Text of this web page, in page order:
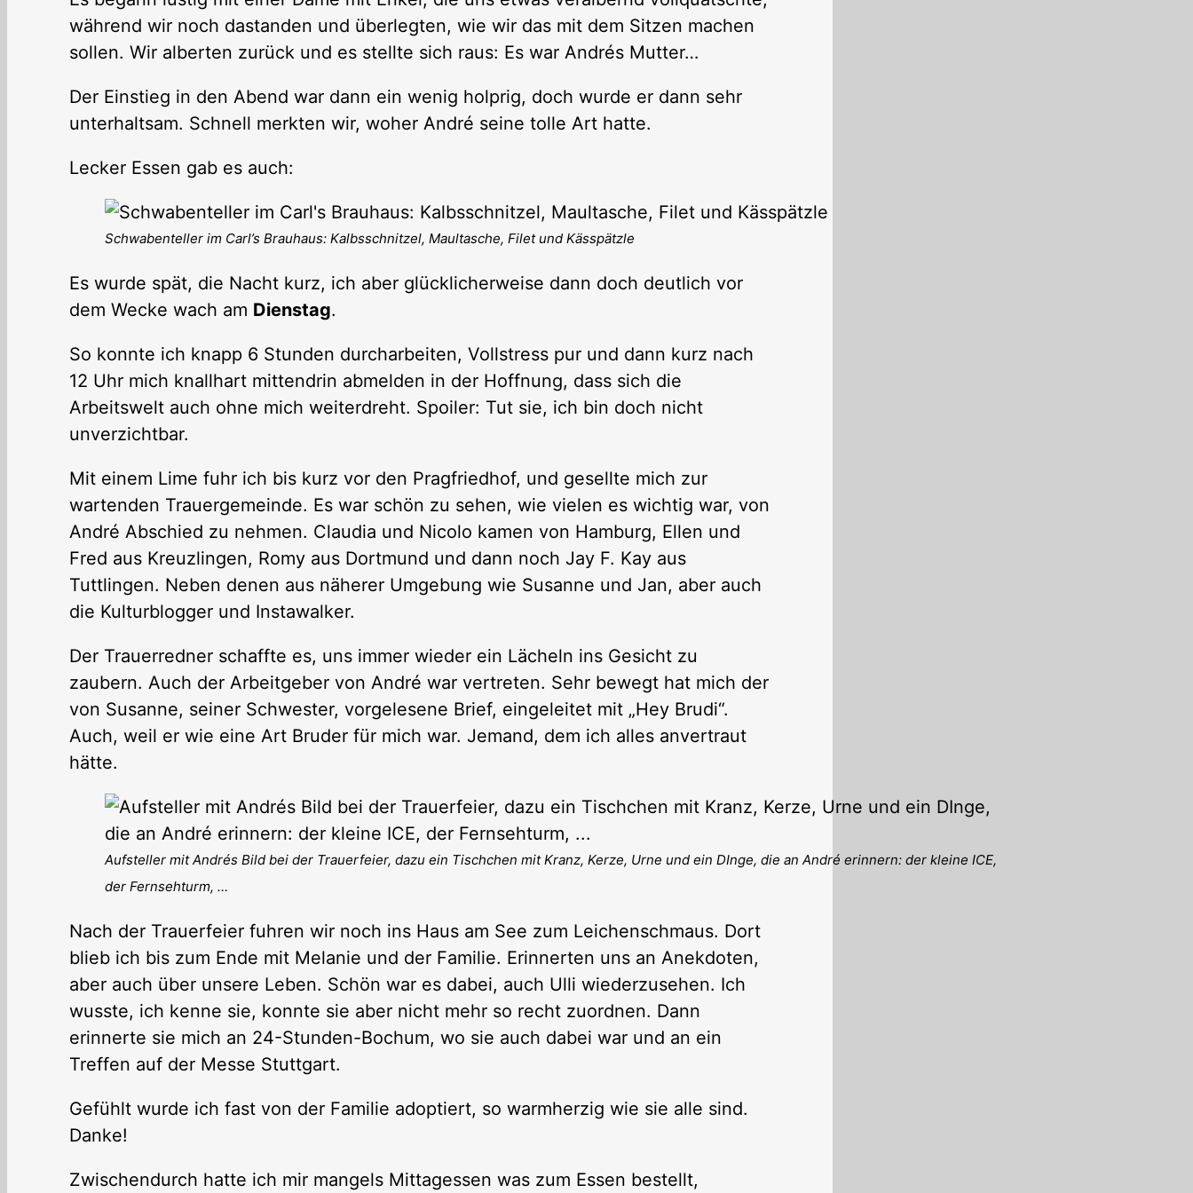
während wir noch dastanden und überlegten, wie wir das mit dem Sitzen machen
sollen. Wir alberten zurück und es stellte sich raus: Es war Andrés Mutter…
Der Einstieg in den Abend war dann ein wenig holprig, doch wurde er dann sehr
unterhaltsam. Schnell merkten wir, woher André seine tolle Art hatte.
Lecker Essen gab es auch:
Schwabenteller im Carl’s Brauhaus: Kalbsschnitzel, Maultasche, Filet und Kässpätzle
Es wurde spät, die Nacht kurz, ich aber glücklicherweise dann doch deutlich vor
dem Wecke wach am Dienstag.
So konnte ich knapp 6 Stunden durcharbeiten, Vollstress pur und dann kurz nach
12 Uhr mich knallhart mittendrin abmelden in der Hoffnung, dass sich die
Arbeitswelt auch ohne mich weiterdreht. Spoiler: Tut sie, ich bin doch nicht
unverzichtbar.
Mit einem Lime fuhr ich bis kurz vor den Pragfriedhof, und gesellte mich zur
wartenden Trauergemeinde. Es war schön zu sehen, wie vielen es wichtig war, von
André Abschied zu nehmen. Claudia und Nicolo kamen von Hamburg, Ellen und
Fred aus Kreuzlingen, Romy aus Dortmund und dann noch Jay F. Kay aus
Tuttlingen. Neben denen aus näherer Umgebung wie Susanne und Jan, aber auch
die Kulturblogger und Instawalker.
Der Trauerredner schaffte es, uns immer wieder ein Lächeln ins Gesicht zu
zaubern. Auch der Arbeitgeber von André war vertreten. Sehr bewegt hat mich der
von Susanne, seiner Schwester, vorgelesene Brief, eingeleitet mit „Hey Brudi“.
Auch, weil er wie eine Art Bruder für mich war. Jemand, dem ich alles anvertraut
hätte.
Aufsteller mit Andrés Bild bei der Trauerfeier, dazu ein Tischchen mit Kranz, Kerze, Urne und ein DInge, die an André erinnern: der kleine ICE,
der Fernsehturm, …
Nach der Trauerfeier fuhren wir noch ins Haus am See zum Leichenschmaus. Dort
blieb ich bis zum Ende mit Melanie und der Familie. Erinnerten uns an Anekdoten,
aber auch über unsere Leben. Schön war es dabei, auch Ulli wiederzusehen. Ich
wusste, ich kenne sie, konnte sie aber nicht mehr so recht zuordnen. Dann
erinnerte sie mich an 24-Stunden-Bochum, wo sie auch dabei war und an ein
Treffen auf der Messe Stuttgart.
Gefühlt wurde ich fast von der Familie adoptiert, so warmherzig wie sie alle sind.
Danke!
Zwischendurch hatte ich mir mangels Mittagessen was zum Essen bestellt,